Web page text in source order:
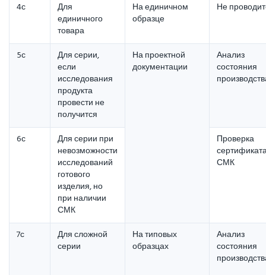
4с
Для
единичного
товара
На единичном
образце
Не
5с
Для серии,
если
исследования
продукта
провести не
получится
На проектной
документации
Анализ
состояния
6с
Для серии при
невозможности
исследований
готового
изделия, но
при наличии
СМК
Проверка
СМК
7с
Для сложной
серии
На типовых
образцах
Анализ
состояния